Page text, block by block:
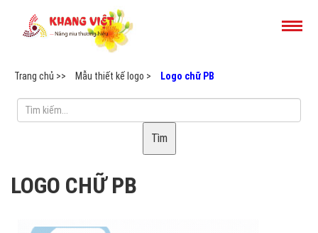
Trang chủ >> Mẫu thiết kế logo > Logo chữ PB
Tìm
LOGO CHỮ PB